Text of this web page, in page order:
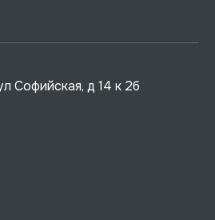
Софийская, д 14 к 2б